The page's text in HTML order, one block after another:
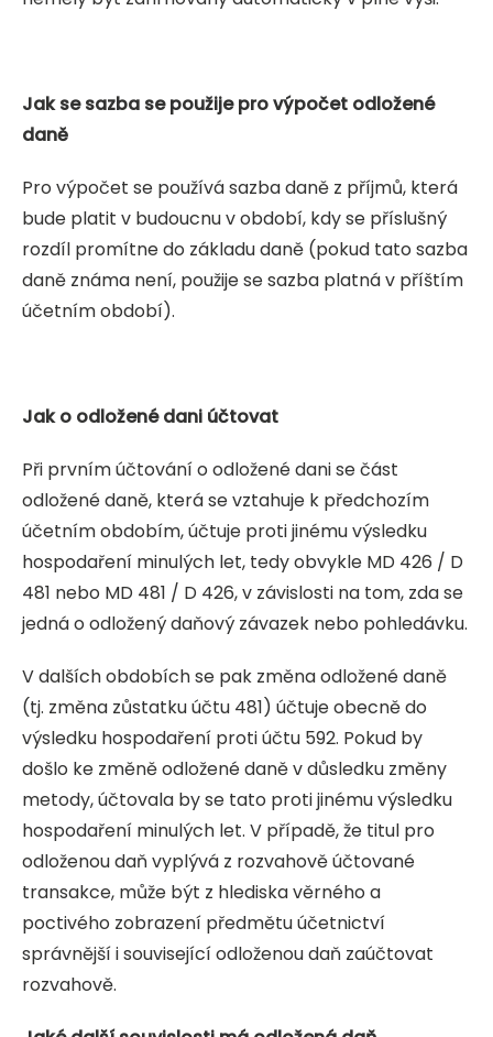
Jak se sazba se použije pro výpočet odložené
daně
Pro výpočet se používá sazba daně z příjmů, která
bude platit v budoucnu v období, kdy se příslušný
rozdíl promítne do základu daně (pokud tato sazba
daně známa není, použije se sazba platná v příštím
účetním období).
Jak o odložené dani účtovat
Při prvním účtování o odložené dani se část
odložené daně, která se vztahuje k předchozím
účetním obdobím, účtuje proti jinému výsledku
hospodaření minulých let, tedy obvykle MD 426 / D
481 nebo MD 481 / D 426, v závislosti na tom, zda se
jedná o odložený daňový závazek nebo pohledávku.
V dalších obdobích se pak změna odložené daně
(tj. změna zůstatku účtu 481) účtuje obecně do
výsledku hospodaření proti účtu 592. Pokud by
došlo ke změně odložené daně v důsledku změny
metody, účtovala by se tato proti jinému výsledku
hospodaření minulých let. V případě, že titul pro
odloženou daň vyplývá z rozvahově účtované
transakce, může být z hlediska věrného a
poctivého zobrazení předmětu účetnictví
správnější i související odloženou daň zaúčtovat
rozvahově.